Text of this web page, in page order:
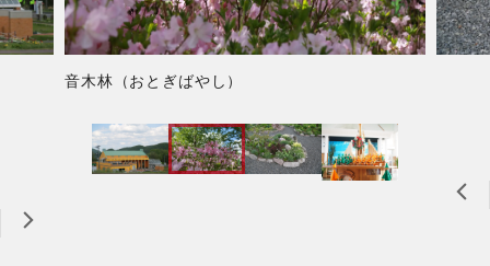
音木林（おとぎばやし）